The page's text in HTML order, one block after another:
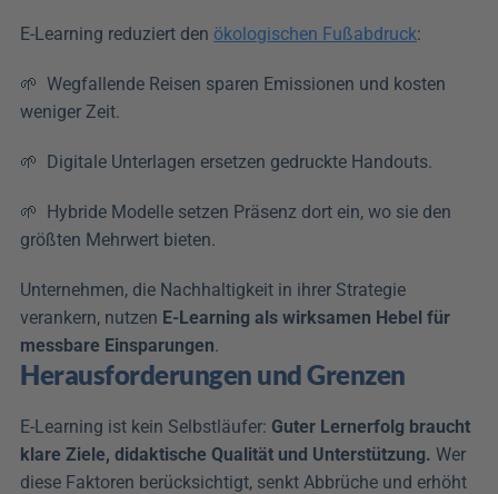
E-Learning reduziert den ökologischen Fußabdruck:
🌱  Wegfallende Reisen sparen Emissionen und kosten
weniger Zeit.
🌱  Digitale Unterlagen ersetzen gedruckte Handouts.
🌱  Hybride Modelle setzen Präsenz dort ein, wo sie den
größten Mehrwert bieten.
Unternehmen, die Nachhaltigkeit in ihrer Strategie
verankern, nutzen E-Learning als wirksamen Hebel für
messbare Einsparungen.
Herausforderungen und Grenzen
E-Learning ist kein Selbstläufer: Guter Lernerfolg braucht
klare Ziele, didaktische Qualität und Unterstützung. Wer
diese Faktoren berücksichtigt, senkt Abbrüche und erhöht